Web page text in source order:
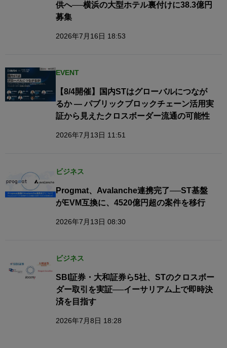
供へ──横浜の大型ホテル裏付けに38.3億円
募集
2026年7月16日 18:53
EVENT
【8/4開催】国内STはグローバルにつなが
るか — パブリックブロックチェーン活用実
証から見えたクロスボーダー流通の可能性
2026年7月13日 11:51
ビジネス
Progmat、Avalanche連携完了──ST基盤
がEVM互換に、4520億円超の案件を移行
2026年7月13日 08:30
ビジネス
SBI証券・大和証券ら5社、STのクロスボー
ダー取引を実証──イーサリアム上で即時決
済を目指す
2026年7月8日 18:28